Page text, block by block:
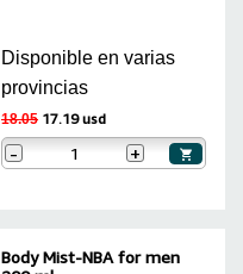
Disponible en varias
provincias
18.05 17.19 usd
- +
Body Mist-NBA for men